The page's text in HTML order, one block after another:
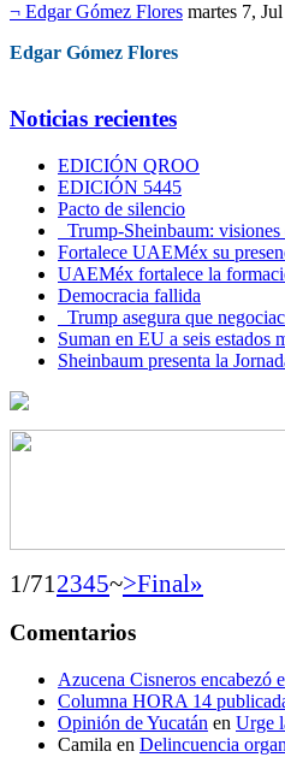
¬ Edgar Gómez Flores martes 7,
Edgar Gómez Flores
Noticias recientes
EDICIÓN QROO
EDICIÓN 5445
Pacto de silencio
Trump-Sheinbaum: visiones
Fortalece UAEMéx su
UAEMéx fortalece la
Democracia fallida
Trump asegura que
Suman en EU a seis estados
Sheinbaum presenta la
1/71 2345~>Final»
Comentarios
Azucena Cisneros
Columna HORA 14
Opinión de Yucatán en Urge
Camila en Delincuencia